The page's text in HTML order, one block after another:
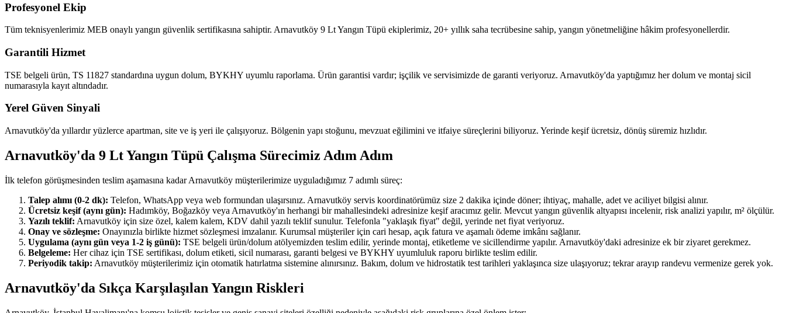
Profesyonel Ekip
Tüm teknisyenlerimiz MEB onaylı yangın güvenlik sertifikasına sahiptir. Arnavutköy 9 Lt Yangın Tüpü ekiplerimiz, 20+ yıllık saha tecrübesine sahip, yangın yönetmeliğine hâkim profesyonellerdir.
Garantili Hizmet
TSE belgeli ürün, TS 11827 standardına uygun dolum, BYKHY uyumlu raporlama. Ürün garantisi vardır; işçilik ve servisimizde de garanti veriyoruz. Arnavutköy'da yaptığımız her dolum ve montaj sicil
numarasıyla kayıt altındadır.
Yerel Güven Sinyali
Arnavutköy'da yıllardır yüzlerce apartman, site ve iş yeri ile çalışıyoruz. Bölgenin yapı stoğunu, mevzuat eğilimini ve itfaiye süreçlerini biliyoruz. Yerinde keşif ücretsiz, dönüş süremiz hızlıdır.
Arnavutköy'da 9 Lt Yangın Tüpü Çalışma Sürecimiz Adım Adım
İlk telefon görüşmesinden teslim aşamasına kadar Arnavutköy müşterilerimize uyguladığımız 7 adımlı süreç:
Talep alımı (0-2 dk): Telefon, WhatsApp veya web formundan ulaşırsınız. Arnavutköy servis koordinatörümüz size 2 dakika içinde döner; ihtiyaç, mahalle, adet ve aciliyet bilgisi alınır.
Ücretsiz keşif (aynı gün): Hadımköy, Boğazköy veya Arnavutköy'ın herhangi bir mahallesindeki adresinize keşif aracımız gelir. Mevcut yangın güvenlik altyapısı incelenir, risk analizi yapılır, m² ölçülür.
Yazılı teklif: Arnavutköy için size özel, kalem kalem, KDV dahil yazılı teklif sunulur. Telefonla "yaklaşık fiyat" değil, yerinde net fiyat veriyoruz.
Onay ve sözleşme: Onayınızla birlikte hizmet sözleşmesi imzalanır. Kurumsal müşteriler için cari hesap, açık fatura ve aşamalı ödeme imkânı sağlanır.
Uygulama (aynı gün veya 1-2 iş günü): TSE belgeli ürün/dolum atölyemizden teslim edilir, yerinde montaj, etiketleme ve sicillendirme yapılır. Arnavutköy'daki adresinize ek bir ziyaret gerekmez.
Belgeleme: Her cihaz için TSE sertifikası, dolum etiketi, sicil numarası, garanti belgesi ve BYKHY uyumluluk raporu birlikte teslim edilir.
Periyodik takip: Arnavutköy müşterilerimiz için otomatik hatırlatma sistemine alınırsınız. Bakım, dolum ve hidrostatik test tarihleri yaklaşınca size ulaşıyoruz; tekrar arayıp randevu vermenize gerek yok.
Arnavutköy'da Sıkça Karşılaşılan Yangın Riskleri